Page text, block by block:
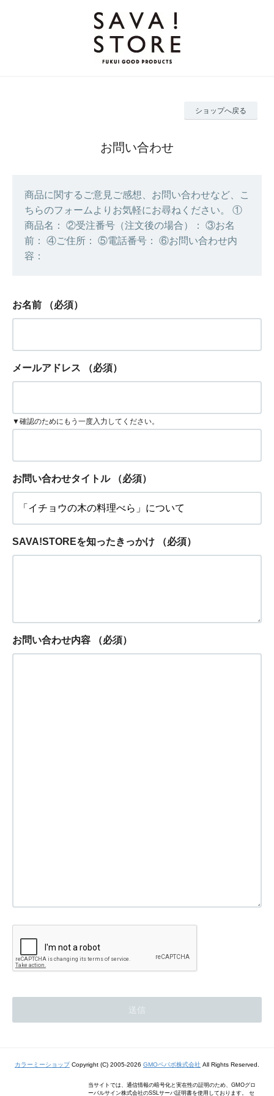
ショップへ戻る
お問い合わせ
商品に関するご意見ご感想、お問い合わせなど、こ
ちらのフォームよりお気軽にお尋ねください。 ①
商品名： ②受注番号（注文後の場合）： ③お名
前： ④ご住所： ⑤電話番号： ⑥お問い合わせ内
容：
お名前 （必須）
メールアドレス （必須）
▼確認のためにもう一度入力してください。
お問い合わせタイトル （必須）
SAVA!STOREを知ったきっかけ （必須）
お問い合わせ内容 （必須）
カラーミーショップCopyright (C) 2005-2026 GMOペパボ株式会社 All Rights Reserved.
当サイトでは、通信情報の暗号化と実在性の証明のため、GMOグロ
ーバルサイン株式会社のSSLサーバ証明書を使用しております。 セ